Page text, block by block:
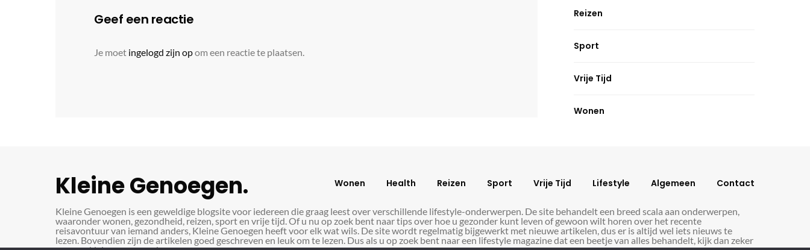
Geef een reactie
Je moet ingelogd zijn opom een reactie te plaatsen.
Reizen
Sport
Vrije Tijd
Wonen
Kleine Genoegen. Wonen Health Reizen Sport Vrije Tijd Lifestyle Algemeen Contact
Kleine Genoegen is een geweldige blogsite voor iedereen die graag leest over verschillende lifestyle-onderwerpen. De site behandelt een breed scala aan onderwerpen,
waaronder wonen, gezondheid, reizen, sport en vrije tijd. Of u nu op zoek bent naar tips over hoe u gezonder kunt leven of gewoon wilt horen over het recente
reisavontuur van iemand anders, Kleine Genoegen heeft voor elk wat wils. De site wordt regelmatig bijgewerkt met nieuwe artikelen, dus er is altijd wel iets nieuws te
lezen. Bovendien zijn de artikelen goed geschreven en leuk om te lezen. Dus als u op zoek bent naar een lifestyle magazine dat een beetje van alles behandelt, kijk dan zeker